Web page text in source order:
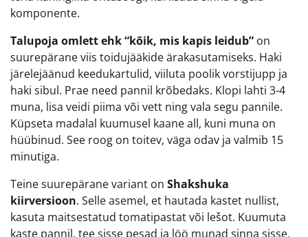
komponente.
Talupoja omlett ehk “kõik, mis kapis leidub” on
suurepärane viis toidujääkide ärakasutamiseks. Haki
järelejäänud keedukartulid, viiluta poolik vorstijupp ja
haki sibul. Prae need pannil krõbedaks. Klopi lahti 3-4
muna, lisa veidi piima või vett ning vala segu pannile.
Küpseta madalal kuumusel kaane all, kuni muna on
hüübinud. See roog on toitev, väga odav ja valmib 15
minutiga.
Teine suurepärane variant on Shakshuka
kiirversioon. Selle asemel, et hautada kastet nullist,
kasuta maitsestatud tomatipastat või lešot. Kuumuta
kaste pannil, tee sisse pesad ja löö munad sinna sisse.